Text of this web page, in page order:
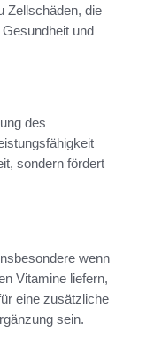
Zellschäden, die
und
des
sondern fördert
wenn
Vitamine liefern,
eine zusätzliche
sein.